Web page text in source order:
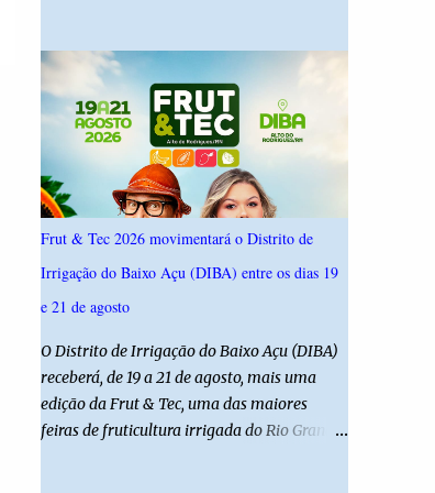
nota, a Polícia Militar manifestou
solidariedade à vítima e aos familiares e
destacou q...
somaram 6,4% e outros 43,8% não
souberam responder. A pesquisa IPSsensus
ouviu 1.500 eleitores em todas as regiões do
Rio Grande do Norte entre os dias 18 e 22 de
junho de 2026. O levantamento possui
margem de erro de 2,5 pontos percentuais e
nível de confiança de 95%. Registro no TSE:
RN-09520/2026
Frut & Tec 2026 movimentará o Distrito de
Irrigação do Baixo Açu (DIBA) entre os dias 19
e 21 de agosto
O Distrito de Irrigação do Baixo Açu (DIBA)
receberá, de 19 a 21 de agosto, mais uma
edição da Frut & Tec, uma das maiores
feiras de fruticultura irrigada do Rio Grande